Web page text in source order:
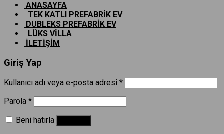
ANASAYFA
TEK KATLI PREFABRİK EV
DUBLEKS PREFABRİK EV
LÜKS VİLLA
İLETİŞİM
Giriş Yap
Kullanıcı adı veya e-posta adresi *
Parola *
Beni hatırla